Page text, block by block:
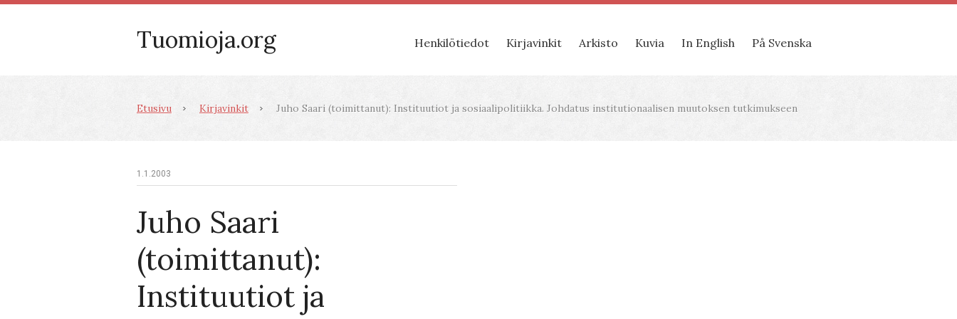
Tuomioja.org Henkilötiedot Kirjavinkit Arkisto Kuvia In English På Svenska
Etusivu Kirjavinkit Juho Saari (toimittanut): Instituutiot ja sosiaalipolitiikka. Johdatus institutionaalisen muutoksen tutkimukseen
1.1.2003
Juho Saari
(toimittanut):
Instituutiot ja